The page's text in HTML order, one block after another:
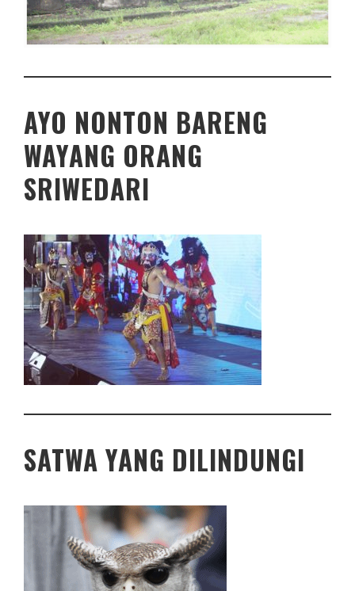
AYO NONTON BARENG
WAYANG ORANG
SRIWEDARI
SATWA YANG DILINDUNGI